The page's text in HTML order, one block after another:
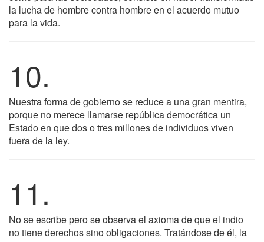
la lucha de hombre contra hombre en el acuerdo mutuo
para la vida.
10.
Nuestra forma de gobierno se reduce a una gran mentira,
porque no merece llamarse república democrática un
Estado en que dos o tres millones de individuos viven
fuera de la ley.
11.
No se escribe pero se observa el axioma de que el indio
no tiene derechos sino obligaciones. Tratándose de él, la